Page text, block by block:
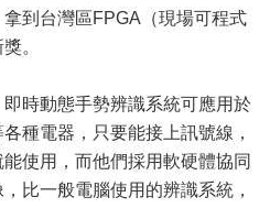
到台灣區FPGA（現場可程式
。
時動態手勢辨識系統可應用於
種電器，只要能接上訊號線，
使用，而他們採用軟硬體協同
比一般電腦使用的辨識系統，